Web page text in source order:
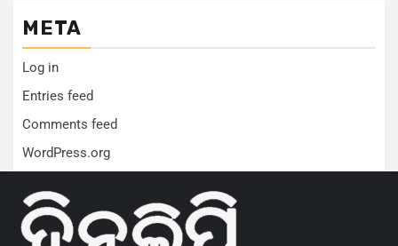
META
Log in
Entries feed
Comments feed
WordPress.org